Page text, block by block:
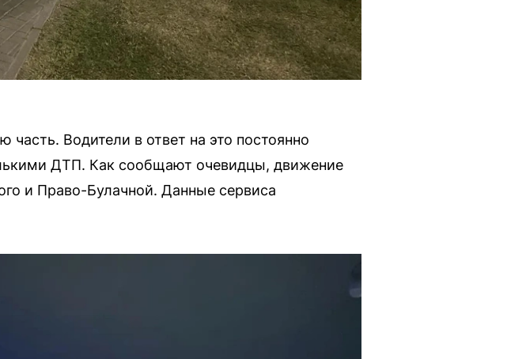
Водители в ответ на это постоянно
ДТП. Как сообщают очевидцы, движение
и Право-Булачной. Данные сервиса